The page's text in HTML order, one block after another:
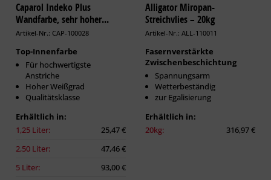
Caparol Indeko Plus
Wandfarbe, sehr hoher...
Artikel-Nr.: CAP-100028
Top-Innenfarbe
Für hochwertigste
Anstriche
Hoher Weißgrad
Qualitätsklasse
Erhältlich in:
1,25 Liter:
25,47 €
2,50 Liter:
47,46 €
5 Liter:
93,00 €
Alligator Miropan-
Streichvlies – 20kg
Artikel-Nr.: ALL-110011
Fasernverstärkte
Zwischenbeschichtung
Spannungsarm
Wetterbeständig
zur Egalisierung
Erhältlich in:
20kg:
316,97 €